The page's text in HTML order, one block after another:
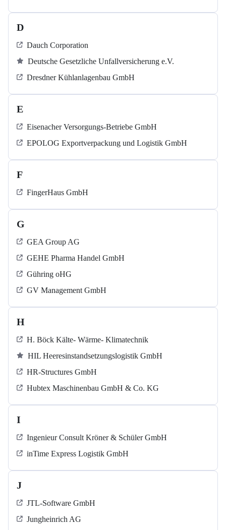
D
Dauch Corporation
Deutsche Gesetzliche Unfallversicherung e.V.
Dresdner Kühlanlagenbau GmbH
E
Eisenacher Versorgungs-Betriebe GmbH
EPOLOG Exportverpackung und Logistik GmbH
F
FingerHaus GmbH
G
GEA Group AG
GEHE Pharma Handel GmbH
Gühring oHG
GV Management GmbH
H
H. Böck Kälte- Wärme- Klimatechnik
HIL Heeresinstandsetzungslogistik GmbH
HR-Structures GmbH
Hubtex Maschinenbau GmbH & Co. KG
I
Ingenieur Consult Kröner & Schüler GmbH
inTime Express Logistik GmbH
J
JTL-Software GmbH
Jungheinrich AG